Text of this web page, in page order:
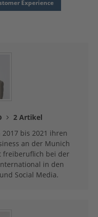
Experience
2 Artikel
bis 2021 ihren
an der Munich
freiberuflich bei der
in den
Social Media.